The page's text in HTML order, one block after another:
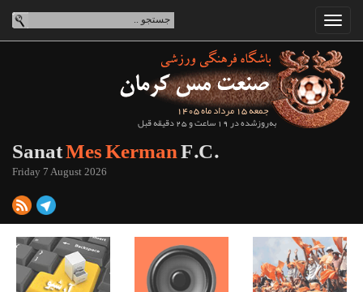
جمعه 15 مرداد ماه 1405
به‌روزشده در 19 ساعت و 25 دقیقه قبل
SanatMes KermanF.C.
Friday 7 August 2026